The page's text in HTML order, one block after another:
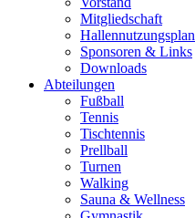
Mitgliedschaft
Hallennutzungsplan
Sponsoren & Links
Downloads
Abteilungen
Fußball
Tennis
Tischtennis
Prellball
Turnen
Walking
Sauna & Wellness